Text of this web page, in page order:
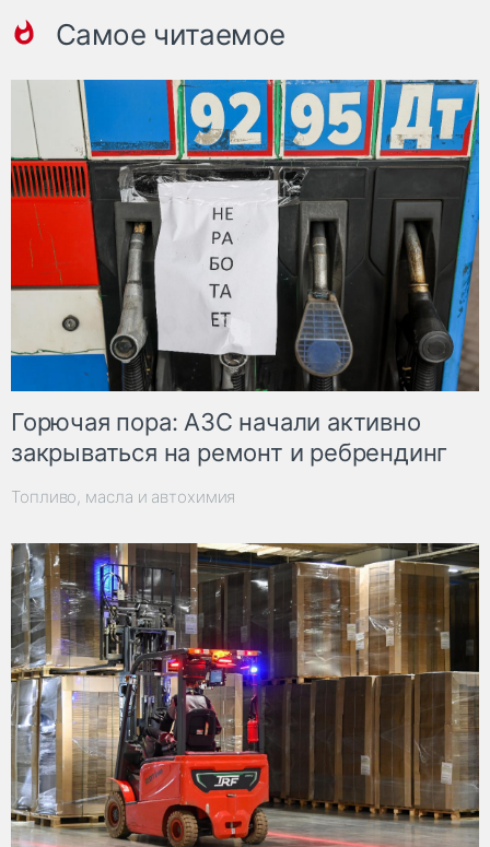
Самое читаемое
Горючая пора: АЗС начали активно
закрываться на ремонт и ребрендинг
Топливо, масла и автохимия